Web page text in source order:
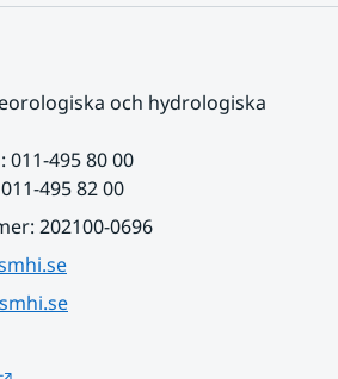
och hydrologiska
011-495 80 00
495 82 00
202100-0696